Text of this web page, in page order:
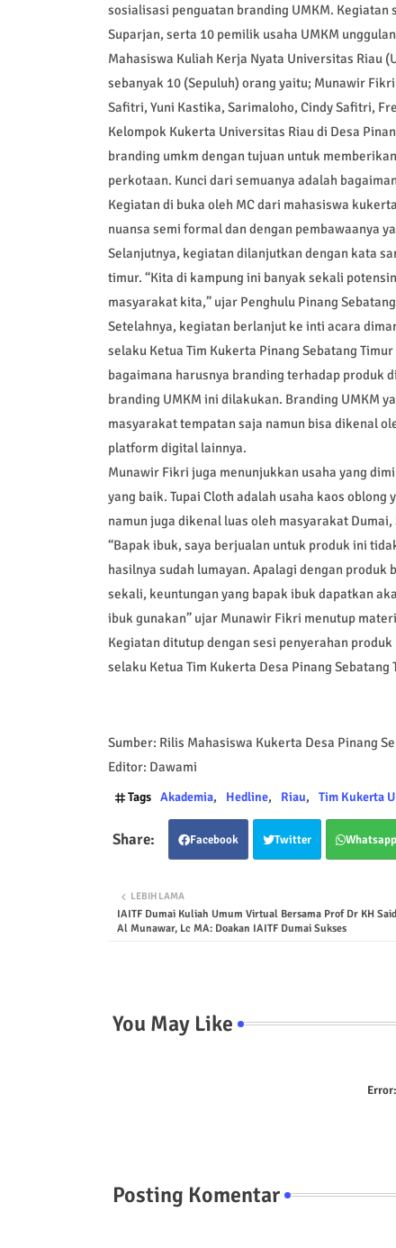
sosialisasi penguatan branding UMKM.
Suparjan, serta 10 pemilik usaha UMKM
Mahasiswa Kuliah Kerja Nyata Universitas Riau
sebanyak 10 (Sepuluh) orang yaitu; Munawir
Safitri, Yuni Kastika, Sarimaloho, Cindy Safitri,
Kelompok Kukerta Universitas Riau di Desa
branding umkm dengan tujuan untuk
perkotaan. Kunci dari semuanya adalah
Kegiatan di buka oleh MC dari mahasiswa
nuansa semi formal dan dengan pembawaanya
Selanjutnya, kegiatan dilanjutkan dengan kata
timur. “Kita di kampung ini banyak sekali
masyarakat kita,” ujar Penghulu Pinang
Setelahnya, kegiatan berlanjut ke inti acara
selaku Ketua Tim Kukerta Pinang Sebatang
bagaimana harusnya branding terhadap produk
branding UMKM ini dilakukan. Branding UMKM
masyarakat tempatan saja namun bisa dikenal
platform digital lainnya.
Munawir Fikri juga menunjukkan usaha yang
yang baik. Tupai Cloth adalah usaha kaos
namun juga dikenal luas oleh masyarakat
“Bapak ibuk, saya berjualan untuk produk ini
hasilnya sudah lumayan. Apalagi dengan
sekali, keuntungan yang bapak ibuk dapatkan
ibuk gunakan” ujar Munawir Fikri menutup
Kegiatan ditutup dengan sesi penyerahan
selaku Ketua Tim Kukerta Desa Pinang
Sumber: Rilis Mahasiswa Kukerta Desa Pinang
Editor: Dawami
Tags Akademia Hedline Riau Tim Kukerta
Facebook Twitter Whatsapp
LEBIH LAMA
IAITF Dumai Kuliah Umum Virtual Bersama Prof Dr KH
Al Munawar, Lc MA: Doakan IAITF Dumai Sukses
You May Like
Error:
Posting Komentar